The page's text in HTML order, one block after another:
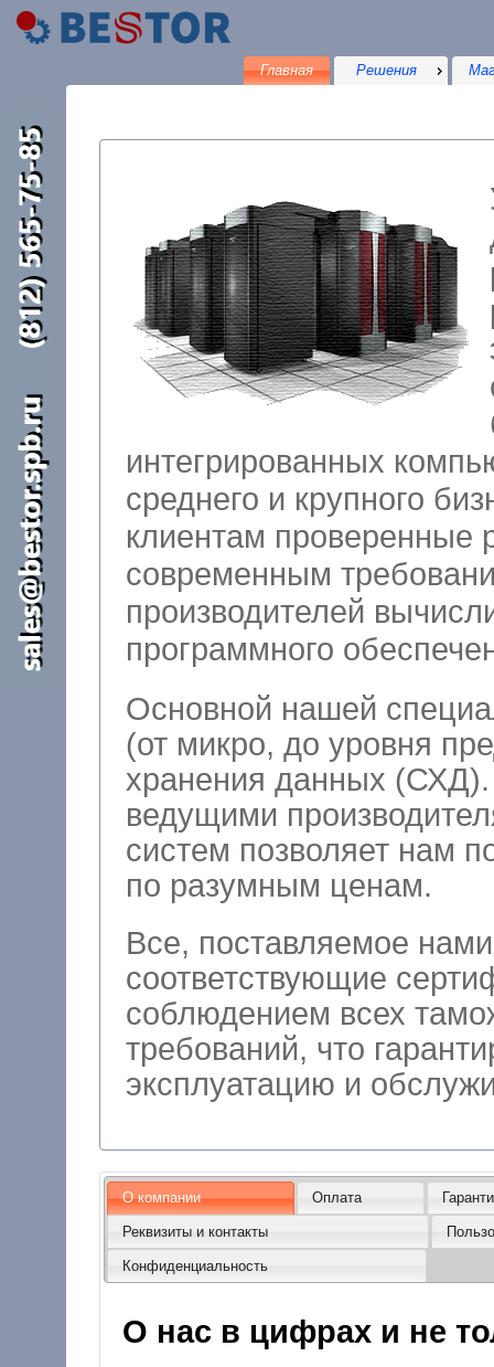
Главная Решения
интегрированных компьютерных решений для малого,
среднего и крупного
клиентам
современным
производителей
программного
Основной нашей
(от микро, до уровня
хранения данных (СХД). Тесное сотрудничество
ведущими
систем позволяет нам поставлять
по разумным ценам.
Все, поставляемое
соответствующие
соблюдением всех
требований, что
О компании Оплата
Реквизиты и контакты
Конфиденциальность
О нас в цифрах и не